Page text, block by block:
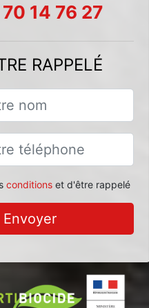
14 76 27
RAPPELÉ
conditionset d'être rappelé
Envoyer